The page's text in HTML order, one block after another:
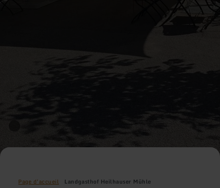
Page d'accueil Landgasthof Heilhauser Mühle